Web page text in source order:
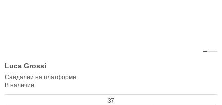
Luca Grossi
Сандалии на платформе
В наличии:
37